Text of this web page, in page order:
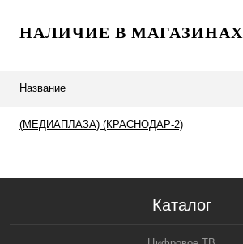
НАЛИЧИЕ В МАГАЗИНАХ
Название
(МЕДИАПЛАЗА) (КРАСНОДАР-2)
Каталог